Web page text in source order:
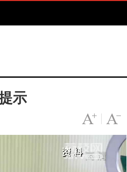
示
字号变小